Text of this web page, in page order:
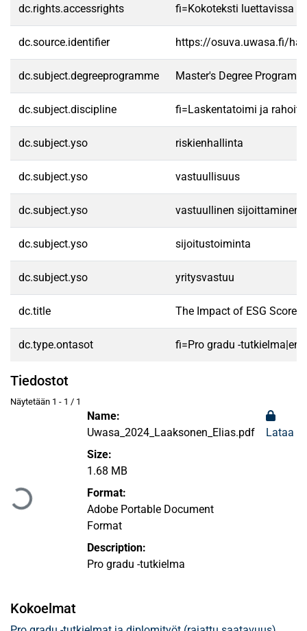
dc.rights.accessrights fi=Kokoteksti luettavissa
dc.source.identifier https://osuva.uwasa.fi/
dc.subject.degreeprogramme Master's Degree
dc.subject.discipline fi=Laskentatoimi ja
dc.subject.yso riskienhallinta
dc.subject.yso vastuullisuus
dc.subject.yso vastuullinen sijoittaminen
dc.subject.yso sijoitustoiminta
dc.subject.yso yritysvastuu
dc.title The Impact of ESG
dc.type.ontasot fi=Pro gradu -
Tiedostot
Näytetään 1 - 1 / 1
Ladataan...
Name:
Uwasa_2024_Laaksonen_Elias.pdf
Size:
1.68 MB
Format:
Adobe Portable Document
Format
Description:
Pro gradu -tutkielma
Lataa
Kokoelmat